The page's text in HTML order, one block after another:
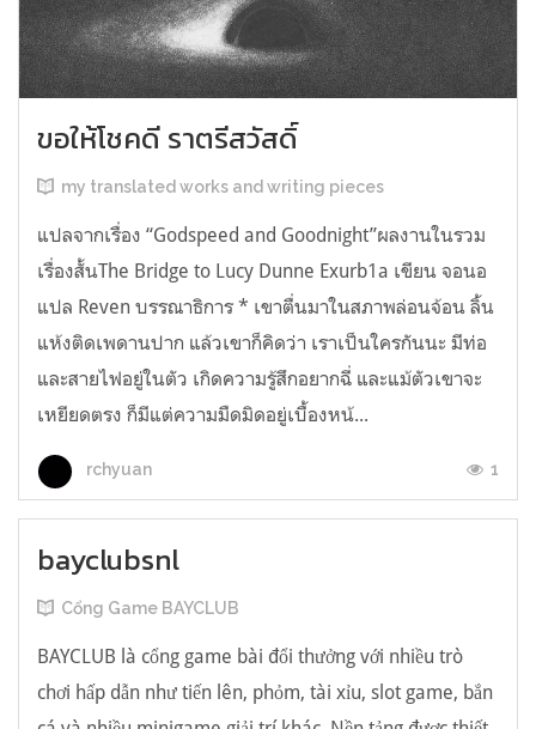
ขอให้โชคดี ราตรีสวัสดิ์
my translated works and writing pieces
แปลจากเรื่อง “Godspeed and Goodnight”ผลงานในรวม
เรื่องสั้นThe Bridge to Lucy Dunne Exurb1a เขียน จอนอ
แปล Reven บรรณาธิการ * เขาตื่นมาในสภาพล่อนจ้อน ลิ้น
แห้งติดเพดานปาก แล้วเขาก็คิดว่า เราเป็นใครกันนะ มีท่อ
และสายไฟอยู่ในตัว เกิดความรู้สึกอยากฉี่ และแม้ตัวเขาจะ
เหยียดตรง ก็มีแต่ความมืดมิดอยู่เบื้องหน้...
rchyuan 1
bayclubsnl
Cổng Game BAYCLUB
BAYCLUB là cổng game bài đổi thưởng với nhiều trò
chơi hấp dẫn như tiến lên, phỏm, tài xỉu, slot game, bắn